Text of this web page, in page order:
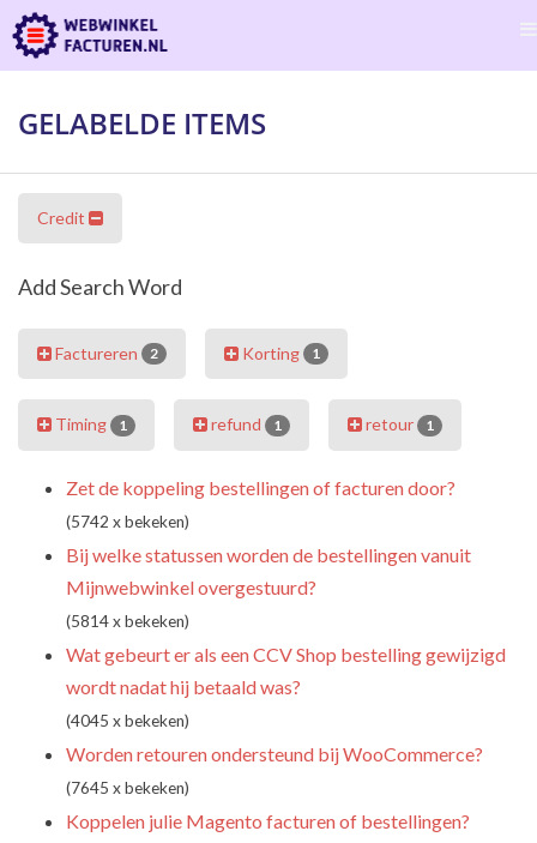
GELABELDE ITEMS
Credit
Add Search Word
Factureren 2 Korting 1
Timing 1 refund 1 retour 1
Zet de koppeling bestellingen of facturen door?
(5742 x bekeken)
Bij welke statussen worden de bestellingen vanuit
Mijnwebwinkel overgestuurd?
(5814 x bekeken)
Wat gebeurt er als een CCV Shop bestelling gewijzigd
wordt nadat hij betaald was?
(4045 x bekeken)
Worden retouren ondersteund bij WooCommerce?
(7645 x bekeken)
Koppelen julie Magento facturen of bestellingen?